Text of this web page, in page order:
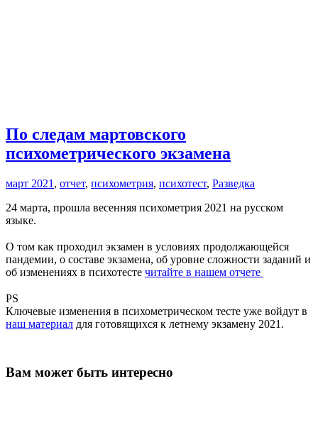
По следам мартовского
психометрического экзамена
март 2021 , отчет, психометрия, психотест, Разведка
24 марта, прошла весенняя психометрия 2021 на русском
языке.
О том как проходил экзамен в условиях продолжающейся
пандемии, о составе экзамена, об уровне сложности заданий и
об изменениях в психотесте читайте в нашем отчете
PS
Ключевые изменения в психометрическом тесте уже войдут в
наш материал для готовящихся к летнему экзамену 2021.
Вам может быть интересно